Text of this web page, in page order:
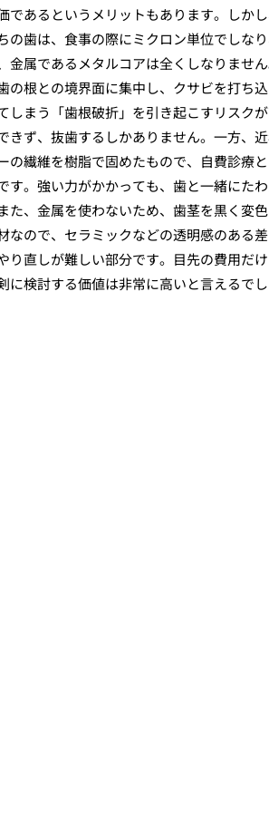
であるというメリットもあります。しか
の歯は、食事の際にミクロン単位でしな
金属であるメタルコアは全くしなりませ
の根との境界面に集中し、クサビを打ち
しまう「歯根破折」を引き起こすリスク
きず、抜歯するしかありません。一方、
の繊維を樹脂で固めたもので、自費診療
す。強い力がかかっても、歯と一緒にた
た、金属を使わないため、歯茎を黒く変
なので、セラミックなどの透明感のある
り直しが難しい部分です。目先の費用だ
に検討する価値は非常に高いと言えるでし